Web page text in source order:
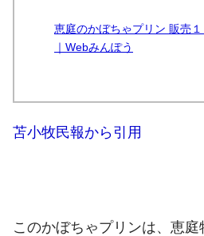
恵庭のかぼちゃプリン 販売
｜Webみんぽう
苫小牧民報から引用
このかぼちゃプリンは、恵